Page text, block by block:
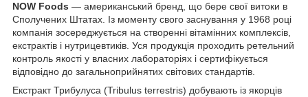
NOW Foods — американський бренд, що бере свої витоки в
Сполучених Штатах. Із моменту свого заснування у 1968 році
компанія зосереджується на створенні вітамінних комплексів,
екстрактів і нутрицевтиків. Уся продукція проходить ретельний
контроль якості у власних лабораторіях і сертифікується
відповідно до загальноприйнятих світових стандартів.
Екстракт Трибулуса (Tribulus terrestris) добувають із якорців